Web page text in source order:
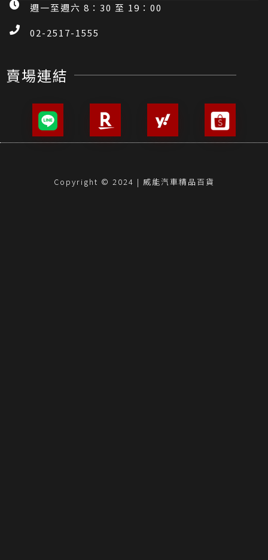
週一至週六 8：30 至 19：00
02-2517-1555
賣場連結
Copyright © 2024 | 威能汽車精品百貨